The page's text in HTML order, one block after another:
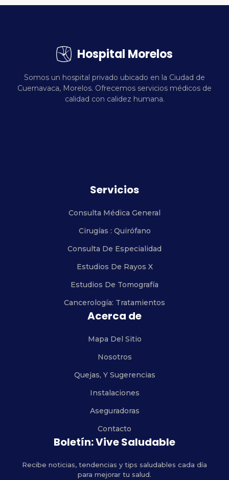
Hospital Morelos
Somos un hospital privado ubicado en la Ciudad de
Cuernavaca, Morelos. Ofrecemos servicios médicos de
calidad con calidez humana.
Servicios
Consulta Médica General
Cirugías : Quirófano
Consulta De Especialidad
Estudios De Rayos X
Estudios De Tomografía
Cancerología: Tratamientos
Acerca de
Mapa Del Sitio
Nosotros
Quejas, Y Sugerencias
Instalaciones
Aseguradoras
Contacto
Boletín: Vive Saludable
Recibe noticias, tendencias y tips saludables cada día
para mejorar tu salud.